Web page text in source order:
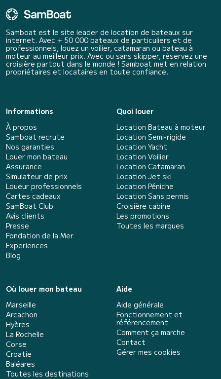
Samboat est le site leader de location de bateaux sur
internet. Avec + 50 000 bateaux de particuliers et de
professionnels, louez un voilier, catamaran ou bateau à
moteur au meilleur prix. Avec ou sans skipper, réservez une
croisière partout dans le monde ! Samboat met en relation
propriétaires et locataires en toute confiance.
Informations
À propos
Samboat recrute
Nos garanties
Louer mon bateau
Assurance
Simulateur de prix
Loueur professionnels
Cartes cadeaux
SamBoat Club
Avis clients
Presse
Fondation de la Mer
Experiences
Blog
Quoi louer
Location Bateau à moteur
Location Semi-rigide
Location Yacht
Location Voilier
Location Catamaran
Location Jet ski
Location Péniche
Location Sans permis
Croisière cabine
Les promotions
Toutes les marques
Où louer mon bateau
Marseille
Arcachon
Hyères
La Rochelle
Corse
Croatie
Baléares
Toutes les destinations
Aide
Aide générale
Fonctionnement et
référencement
Comment ça marche
Contact
Gérer mes cookies